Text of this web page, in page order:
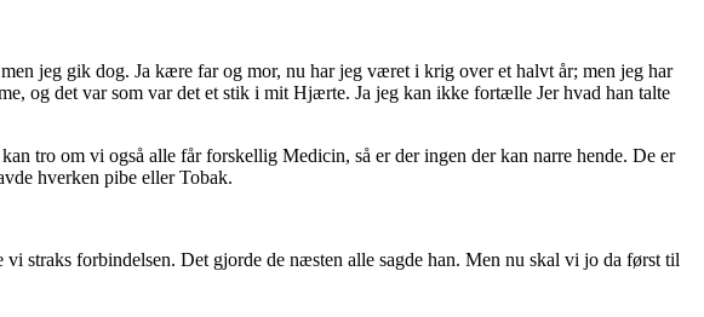
jeg gik dog. Ja kære far og mor, nu har jeg været i krig over et halvt år; men jeg har
og det var som var det et stik i mit Hjærte. Ja jeg kan ikke fortælle Jer hvad han talte
tro om vi også alle får forskellig Medicin, så er der ingen der kan narre hende. De er
hverken pibe eller Tobak.
straks forbindelsen. Det gjorde de næsten alle sagde han. Men nu skal vi jo da først til